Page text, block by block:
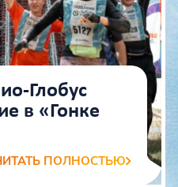
в «Гонке
ПОЛНОСТЬЮ